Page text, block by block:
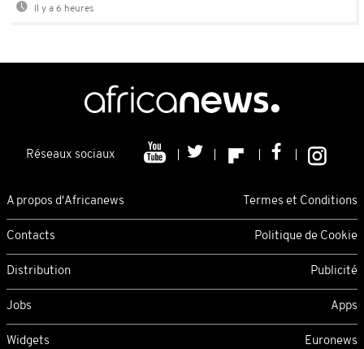
Il y a 6 heures
Réseaux sociaux
A propos d'Africanews Termes et Conditions
Contacts Politique de Cookie
Distribution Publicité
Jobs Apps
Widgets Euronews